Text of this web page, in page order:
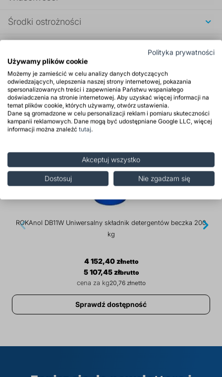
Środki ostrożności
Polecane produkty
ROKAnol DB11W Uniwersalny składnik detergentów beczka 200
kg
5 107,45 zł
4 152,40 zł
20,76 zł
Sprawdź dostępność
Polityka prywatności
Używamy plików cookie
Możemy je zamieścić w celu analizy danych dotyczących
odwiedzających, ulepszenia naszej strony internetowej, pokazania
spersonalizowanych treści i zapewnienia Państwu wspaniałego
doświadczenia na stronie internetowej. Aby uzyskać więcej informacji na
temat plików cookie, których używamy, otwórz ustawienia.
Dane są gromadzone w celu personalizacji reklam i pomiaru skuteczności
kampanii reklamowych. Dane mogą być udostępniane Google LLC, więcej
informacji można znaleźć tutaj.
Akceptuj wszystko
Dostosuj Nie zgadzam się